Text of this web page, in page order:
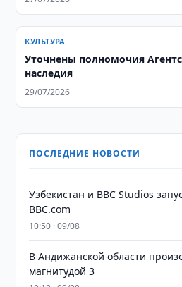
КУЛЬТУРА
Уточнены полномочия
наследия
29/07/2026
ПОСЛЕДНИЕ НОВОСТИ
Узбекистан и BBC Studios
BBC.com
10:50 · 09/08
В Андижанской области
магнитудой 3